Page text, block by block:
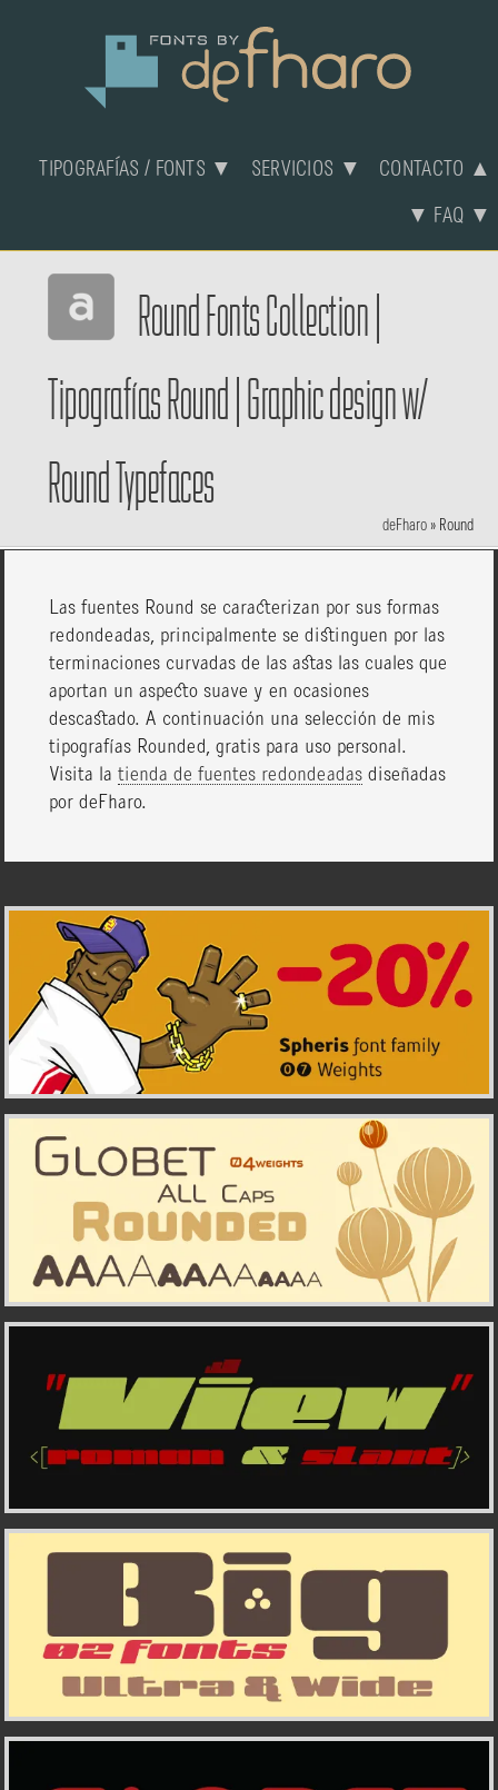
TIPOGRAFÍAS / FONTS ▼ SERVICIOS ▼ CONTACTO ▲
▼ FAQ ▼
Round Fonts Collection
Tipografías Round Graphic design w/
Round Typefaces
deFharo» Round
Las fuentes Round se caracterizan por sus formas
redondeadas, principalmente se distinguen por las
terminaciones curvadas de las astas las cuales que
aportan un aspecto suave y en ocasiones
descastado. A continuación una selección de mis
tipografías Rounded, gratis para uso personal.
Visita latienda de fuentes redondeadas diseñadas
por deFharo.